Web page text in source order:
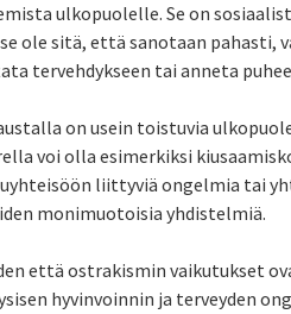
ulkopuolelle. Se on
ole sitä, että sanotaan pahasti,
tervehdykseen tai anneta
on usein toistuvia
voi olla esimerkiksi
liittyviä ongelmia tai
monimuotoisia yhdistelmiä.
että ostrakismin vaikutukset
hyvinvoinnin ja terveyden